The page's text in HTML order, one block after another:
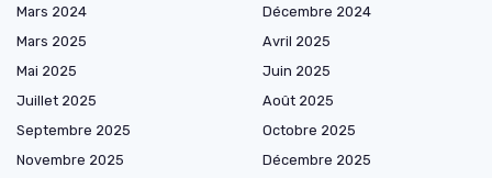
Mars 2024
Décembre 2024
Mars 2025
Avril 2025
Mai 2025
Juin 2025
Juillet 2025
Août 2025
Septembre 2025
Octobre 2025
Novembre 2025
Décembre 2025